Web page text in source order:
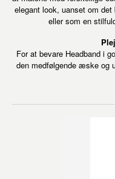
elegant look, uanset om
eller som en
For at bevare Headband i
den medfølgende æske og